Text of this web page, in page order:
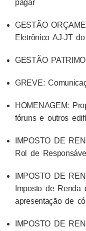
pagar
GESTÃO
Eletrônico AJ-JT
GESTÃO
GREVE:
HOMENAGEM:
fóruns e outros
IMPOSTO DE
Rol de
IMPOSTO DE
Imposto de
apresentação de
IMPOSTO DE